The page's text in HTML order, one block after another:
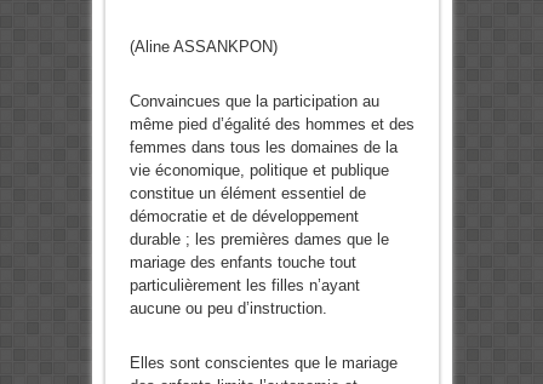
(Aline ASSANKPON)
Convaincues que la participation au
même pied d’égalité des hommes et des
femmes dans tous les domaines de la
vie économique, politique et publique
constitue un élément essentiel de
démocratie et de développement
durable ; les premières dames que le
mariage des enfants touche tout
particulièrement les filles n’ayant
aucune ou peu d’instruction.
Elles sont conscientes que le mariage